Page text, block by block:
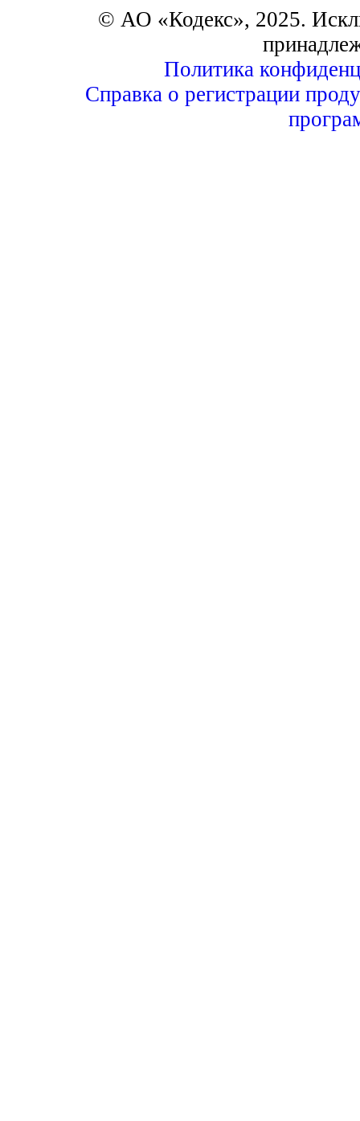
© АО «Кодекс», 2025.
Политика
Справка о регистрации